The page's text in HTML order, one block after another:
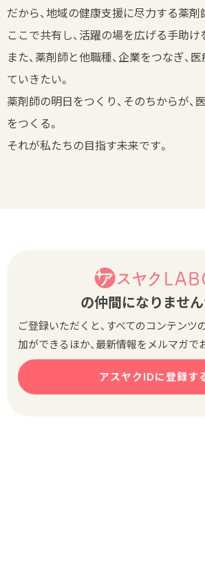
だから、地域の健康支援に尽力する薬剤
ここで共有し、活躍の場を広げる手助け
また、薬剤師と他職種、企業をつなぎ、
ていきたい。
薬剤師の明日をつくり、そのちからが、
をつくる。
それが私たちの目指す未来です。
の仲間になりません
ご登録いただくと、すべてのコンテンツ
加ができるほか、最新情報をメルマガで
アスヤクIDに登録す